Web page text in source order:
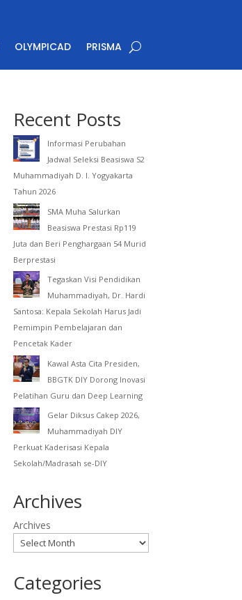
OLYMPICAD PRISMA
Recent Posts
Informasi Perubahan
Jadwal Seleksi Beasiswa S2
Muhammadiyah D. I. Yogyakarta
Tahun 2026
SMA Muha Salurkan
Beasiswa Prestasi Rp119
Juta dan Beri Penghargaan 54 Murid
Berprestasi
Tegaskan Visi Pendidikan
Muhammadiyah, Dr. Hardi
Santosa: Kepala Sekolah Harus Jadi
Pemimpin Pembelajaran dan
Pencetak Kader
Kawal Asta Cita Presiden,
BBGTK DIY Dorong Inovasi
Pelatihan Guru dan Deep Learning
Gelar Diksus Cakep 2026,
Muhammadiyah DIY
Perkuat Kaderisasi Kepala
Sekolah/Madrasah se-DIY
Archives
Archives
Categories